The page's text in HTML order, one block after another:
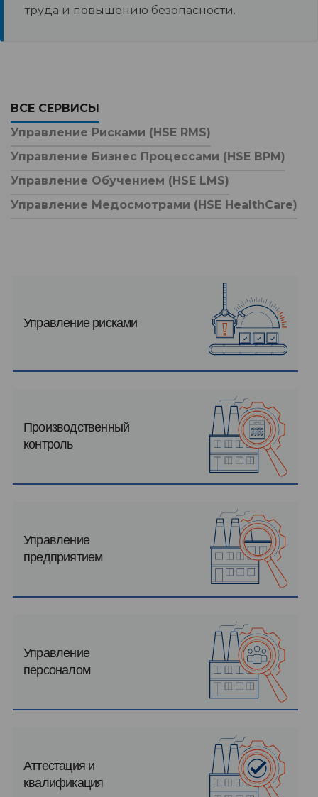
труда и повышению безопасности.
ВСЕ СЕРВИСЫ
Управление Рисками (HSE RMS)
Управление Бизнес Процессами (HSE BPM)
Управление Обучением (HSE LMS)
Управление Медосмотрами (HSE HealthCare)
Управление рисками
Производственный
контроль
Управление
предприятием
Управление
персоналом
Аттестация и
квалификация